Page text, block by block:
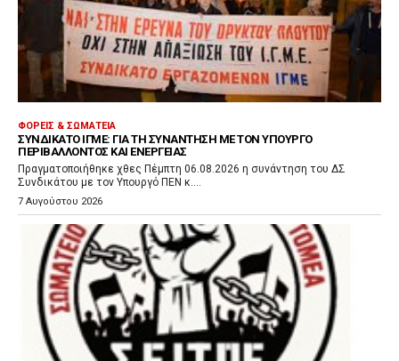
ΦΟΡΕΊΣ & ΣΩΜΑΤΕΊΑ
ΣΥΝΔΙΚΆΤΟ ΙΓΜΕ: ΓΙΑ ΤΗ ΣΥΝΆΝΤΗΣΗ ΜΕ ΤΟΝ ΥΠΟΥΡΓΌ
ΠΕΡΙΒΆΛΛΟΝΤΟΣ ΚΑΙ ΕΝΈΡΓΕΙΑΣ
Πραγματοποιήθηκε χθες Πέμπτη 06.08.2026 η συνάντηση του ΔΣ
Συνδικάτου με τον Υπουργό ΠΕΝ κ....
7 Αυγούστου 2026